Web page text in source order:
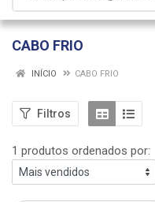
CABO FRIO
INÍCIO CABO FRIO
Filtros
1 produtos ordenados por: